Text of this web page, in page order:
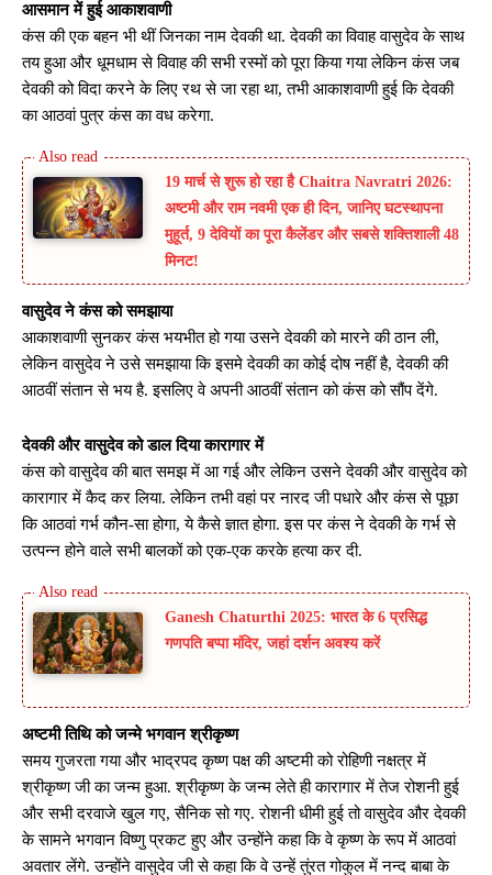
आसमान में हुई आकाशवाणी
कंस की एक बहन भी थीं जिनका नाम देवकी था. देवकी का विवाह वासुदेव के साथ
तय हुआ और धूमधाम से विवाह की सभी रस्मों को पूरा किया गया लेकिन कंस जब
देवकी को विदा करने के लिए रथ से जा रहा था, तभी आकाशवाणी हुई कि देवकी
का आठवां पुत्र कंस का वध करेगा.
19 मार्च से शुरू हो रहा है Chaitra Navratri 2026:
अष्टमी और राम नवमी एक ही दिन, जानिए घटस्थापना
मुहूर्त, 9 देवियों का पूरा कैलेंडर और सबसे शक्तिशाली 48
मिनट!
वासुदेव ने कंस को समझाया
आकाशवाणी सुनकर कंस भयभीत हो गया उसने देवकी को मारने की ठान ली,
लेकिन वासुदेव ने उसे समझाया कि इसमे देवकी का कोई दोष नहीं है, देवकी की
आठवीं संतान से भय है. इसलिए वे अपनी आठवीं संतान को कंस को सौंप देंगे.
देवकी और वासुदेव को डाल दिया कारागार में
कंस को वासुदेव की बात समझ में आ गई और लेकिन उसने देवकी और वासुदेव को
कारागार में कैद कर लिया. लेकिन तभी वहां पर नारद जी पधारे और कंस से पूछा
कि आठवां गर्भ कौन-सा होगा, ये कैसे ज्ञात होगा. इस पर कंस ने देवकी के गर्भ से
उत्पन्न होने वाले सभी बालकों को एक-एक करके हत्या कर दी.
Ganesh Chaturthi 2025: भारत के 6 प्रसिद्ध
गणपति बप्पा मंदिर, जहां दर्शन अवश्य करें
अष्टमी तिथि को जन्मे भगवान श्रीकृष्ण
समय गुजरता गया और भाद्रपद कृष्ण पक्ष की अष्टमी को रोहिणी नक्षत्र में
श्रीकृष्ण जी का जन्म हुआ. श्रीकृष्ण के जन्म लेते ही कारागार में तेज रोशनी हुई
और सभी दरवाजे खुल गए, सैनिक सो गए. रोशनी धीमी हुई तो वासुदेव और देवकी
के सामने भगवान विष्णु प्रकट हुए और उन्होंने कहा कि वे कृष्ण के रूप में आठवां
अवतार लेंगे. उन्होंने वासुदेव जी से कहा कि वे उन्हें तुंरत गोकुल में नन्द बाबा के